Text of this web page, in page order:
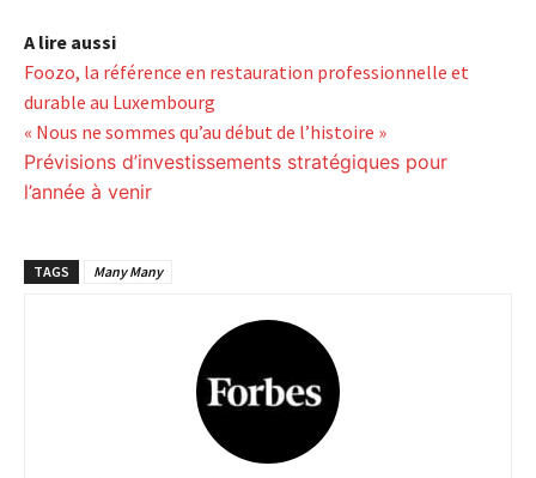
A lire aussi
Foozo, la référence en restauration professionnelle et
durable au Luxembourg
« Nous ne sommes qu’au début de l’histoire »
Prévisions d’investissements stratégiques pour
l’année à venir
TAGS Many Many